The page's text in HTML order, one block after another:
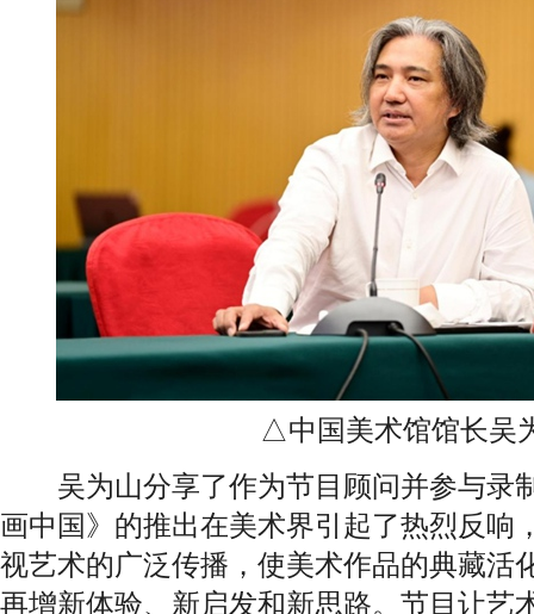
△中国美术馆馆长吴
吴为山分享了作为节目顾问并参与录
画中国》的推出在美术界引起了热烈反响
视艺术的广泛传播，使美术作品的典藏活
再增新体验、新启发和新思路。节目让艺